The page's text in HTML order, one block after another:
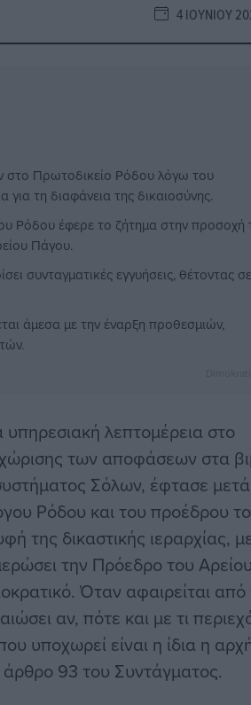
4 ΙΟΥΝΊΟΥ
Πρωτοδικείο Ρόδου λόγω του
τη διαφάνεια της δικαιοσύνης.
Ρόδου έφερε το ζήτημα στην προσοχή
Πάγου.
συνταγματικές εγγυήσεις, θέτοντας σε
άμεσα με την έναρξη προθεσμιών,
λεπτομέρεια στο
των αποφάσεων στα
Σόλων, έφτασε
Ρόδου και του προέδρου
της δικαστικής ιεραρχίας,
την Πρόεδρο του Αρείου
Όταν αφαιρείται από
αν, πότε και με τι
υποχωρεί είναι η ίδια η
93 του Συντάγματος.